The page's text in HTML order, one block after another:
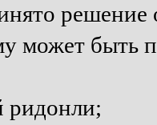
решение
может быть